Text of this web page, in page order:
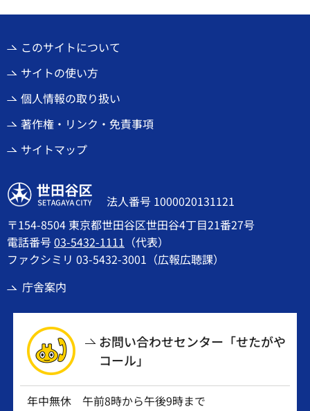
このサイトについて
サイトの使い方
個人情報の取り扱い
著作権・リンク・免責事項
サイトマップ
世田谷区
法人番号 1000020131121
〒154-8504 東京都世田谷区世田谷4丁目21番27号
電話番号03-5432-1111 （代表）
ファクシミリ 03-5432-3001（広報広聴課）
庁舎案内
お問い合わせセンター「せたがや
コール」
年中無休 午前8時から午後9時まで